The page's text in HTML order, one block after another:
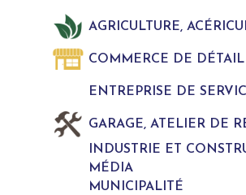
AGRICULTURE,
COMMERCE DE DÉTAIL
ENTREPRISE DE
GARAGE, ATELIER DE
INDUSTRIE ET
MÉDIA
MUNICIPALITÉ